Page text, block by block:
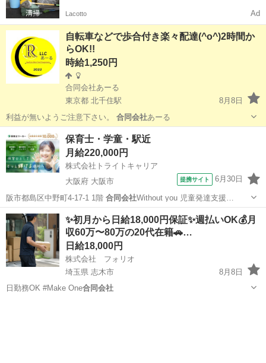
Lacotto Ad
自転車などで歩合付き楽々配達(^o^)2時間か
らOK!!
時給1,250円
合同会社あーる
東京都 北千住駅
8月8日
利益が無いようご注意下さい。 合同会社あーる
東京 足立区 北千住駅 配送
保育士・学童・駅近
月給220,000円
株式会社トライトキャリア
大阪府 大阪市
提携サイト 6月30日
阪市都島区中野町4-17-1 1階 合同会社Without you 児童発達支援…
大阪 大阪市 保育士
✨初月から日給18,000円保証✨週払いOK💰月
収60万〜80万の20代在籍🚗…
日給18,000円
株式会社 フォリオ
埼玉県 志木市
8月8日
日勤務OK #Make One合同会社